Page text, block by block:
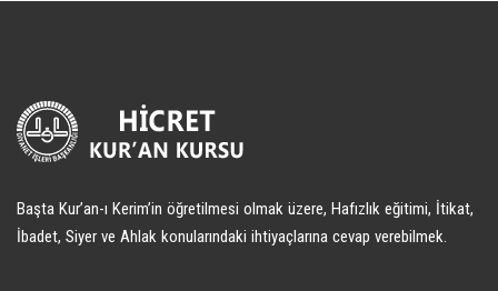
Başta Kur’an-ı Kerim’in öğretilmesi olmak üzere, Hafızlık eğitimi, İtikat,
İbadet, Siyer ve Ahlak konularındaki ihtiyaçlarına cevap verebilmek.